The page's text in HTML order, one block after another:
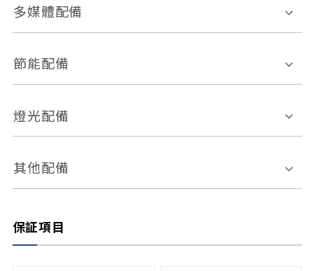
ABS防鎖死
車道偏離警示
自動停車系統 盲點偵測系統
倒車雷達
皮椅
無
有
多媒體配備
外部音源接入
節能配備
引擎啟閉系統
燈光配備
感應頭燈
頭燈光源
其他配備
保証項目